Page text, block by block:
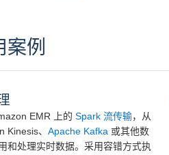
案例
EMR 上的 Spark 流传输，从
Kinesis、 Apache Kafka 或其他数
和处理实时数据。采用容错方式执